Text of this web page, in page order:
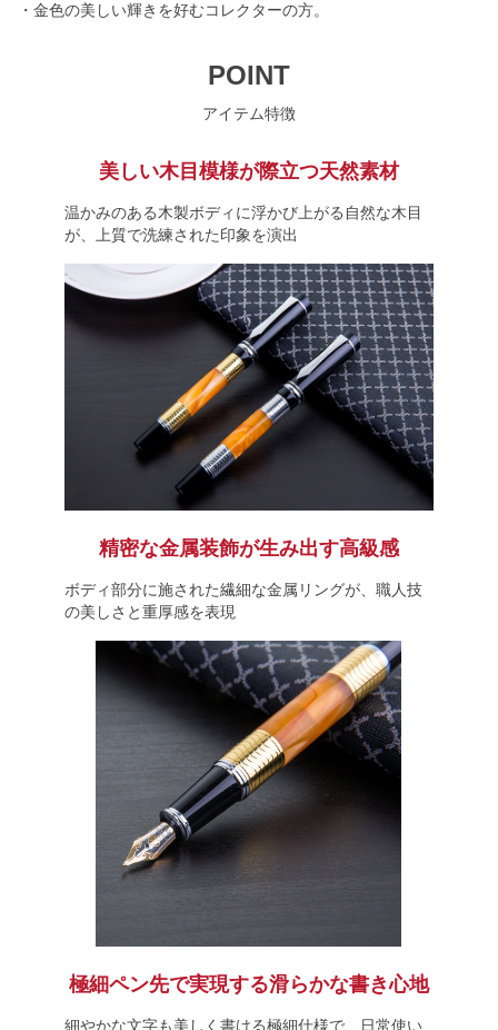
・金色の美しい輝きを好むコレクターの方。
POINT
アイテム特徴
美しい木目模様が際立つ天然素材
温かみのある木製ボディに浮かび上がる自然な木目
が、上質で洗練された印象を演出
精密な金属装飾が生み出す高級感
ボディ部分に施された繊細な金属リングが、職人技
の美しさと重厚感を表現
極細ペン先で実現する滑らかな書き心地
細やかな文字も美しく書ける極細仕様で、日常使い